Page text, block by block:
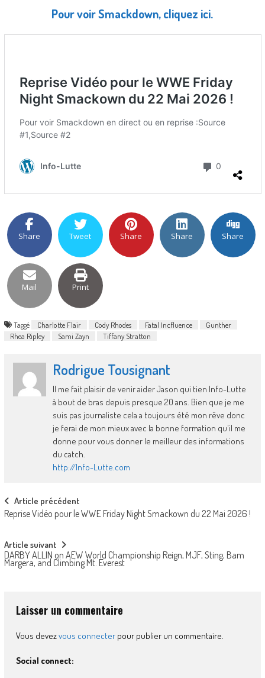
Pour voir Smackdown, cliquez ici.
Share Tweet Share Share Share
Mail Print
Taggé Charlotte Flair Cody Rhodes Fatal Incfluence
Gunther
Rhea Ripley
Sami Zayn Tiffany Stratton
Rodrigue Tousignant
Il me fait plaisir de venir aider Jason qui tien Info-Lutte
à bout de bras depuis presque 20 ans. Bien que je me
suis pas journaliste cela a toujours été mon rêve donc
je ferai de mon mieux avec la bonne formation qu'il me
donne pour vous donner le meilleur des informations
du catch.
http://Info-Lutte.com
Post
navigation
Article précédent
Reprise Vidéo pour le WWE Friday Night Smackown du 22 Mai 2026 !
Article suivant
DARBY ALLIN on AEW World Championship Reign, MJF, Sting, Bam
Margera, and Climbing Mt. Everest
Laisser un commentaire
Vous devezvous connecterpour publier un commentaire.
Social connect: